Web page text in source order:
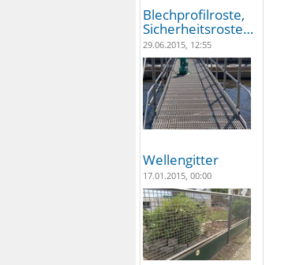
Blechprofilroste,
Sicherheitsroste…
29.06.2015, 12:55
Wellengitter
17.01.2015, 00:00